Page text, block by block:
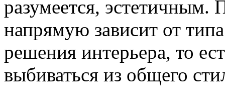
разумеется, эстетичным.
напрямую зависит от
решения интерьера, то
выбиваться из общего